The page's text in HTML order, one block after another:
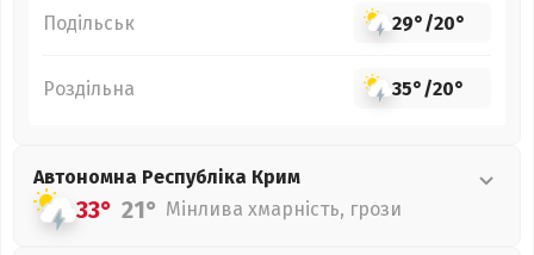
Подільськ 29°/20°
Роздільна 35°/20°
Автономна Республіка Крим
33° 21° Мінлива хмарність, грози